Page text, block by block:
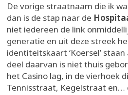
De vorige straatnaam die ik
dan is de stap naar de
niet iedereen de link
generatie en uit deze streek
identiteitskaart ‘Koersel’
deel daarvan is niet thuis
het Casino lag, in de vierhoek
Tennisstraat, Kegelstraat en…